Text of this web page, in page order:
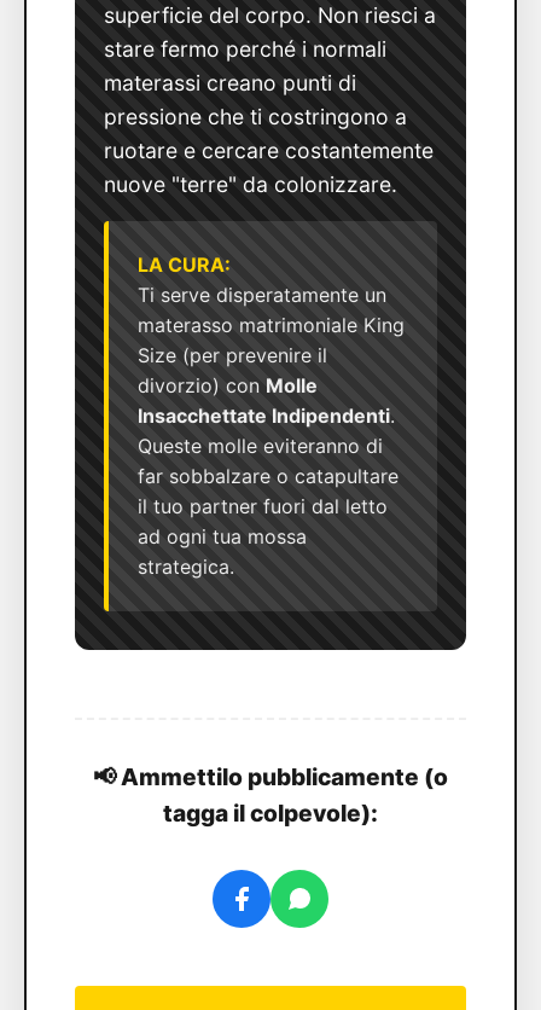
superficie del corpo. Non riesci a
stare fermo perché i normali
materassi creano punti di
pressione che ti costringono a
ruotare e cercare costantemente
nuove "terre" da colonizzare.
LA CURA:
Ti serve disperatamente un
materasso matrimoniale King
Size (per prevenire il
divorzio) con Molle
Insacchettate Indipendenti.
Queste molle eviteranno di
far sobbalzare o catapultare
il tuo partner fuori dal letto
ad ogni tua mossa
strategica.
📢 Ammettilo pubblicamente (o
tagga il colpevole):